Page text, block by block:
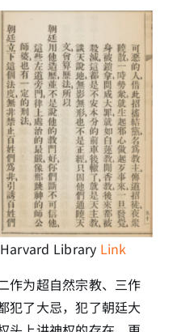
Harvard Library Link
作为超自然宗教、三作
犯了大忌，犯了朝廷大